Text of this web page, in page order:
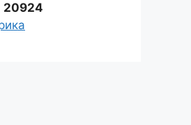
20924